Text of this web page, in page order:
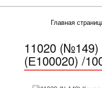
Главная
11020
(Е100020) /